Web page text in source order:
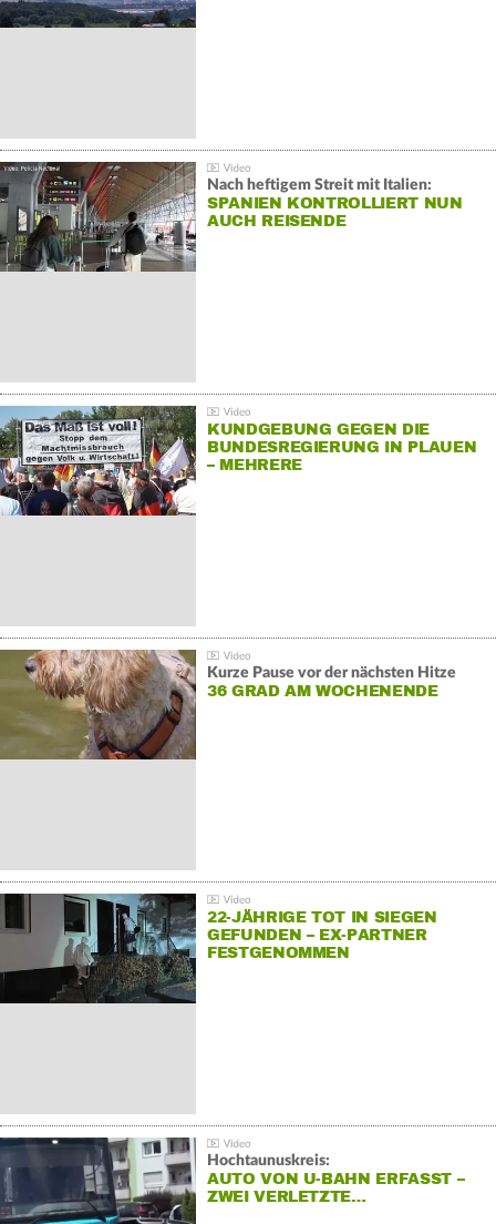
Nach heftigem Streit mit Italien:
SPANIEN KONTROLLIERT NUN
AUCH REISENDE
KUNDGEBUNG GEGEN DIE
BUNDESREGIERUNG IN PLAUEN
– MEHRERE
Kurze Pause vor der nächsten Hitze
36 GRAD AM WOCHENENDE
22-JÄHRIGE TOT IN SIEGEN
GEFUNDEN – EX-PARTNER
FESTGENOMMEN
Hochtaunuskreis:
AUTO VON U-BAHN ERFASST –
ZWEI VERLETZTE…